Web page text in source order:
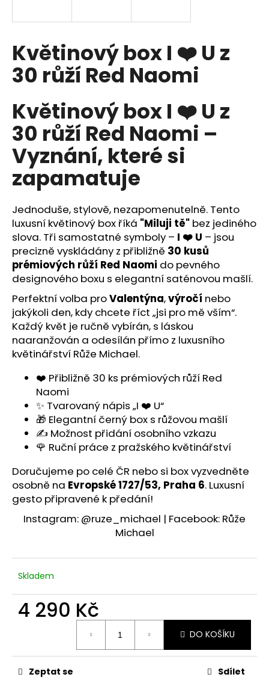
Květinový box I ❤️ U z
30 růží Red Naomi
Květinový box I ❤️ U z
30 růží Red Naomi –
Vyznání, které si
zapamatuje
Jednoduše, stylově, nezapomenutelně. Tento
luxusní květinový box říká "Miluji tě" bez jediného
slova. Tři samostatné symboly – I ❤️ U – jsou
precizně vyskládány z přibližně 30 kusů
prémiových růží Red Naomi do pevného
designového boxu s elegantní saténovou mašlí.
Perfektní volba proValentýna,výročí nebo
jakýkoli den, kdy chcete říct „jsi pro mě vším“.
Každý květ je ručně vybírán, s láskou
naaranžován a odesílán přímo z luxusního
květinářství Růže Michael.
❤️ Přibližně 30 ks prémiových růží Red
Naomi
✨ Tvarovaný nápis „I ❤️ U“
🎁 Elegantní černý box s růžovou mašlí
✍️ Možnost přidání osobního vzkazu
🌹 Ruční práce z pražského květinářství
Doručujeme po celé ČR nebo si box vyzvedněte
osobně na Evropské 1727/53, Praha 6. Luxusní
gesto připravené k předání!
Instagram: @ruze_michael | Facebook: Růže
Michael
Skladem
4 290 Kč
DO KOŠÍKU
Zeptat se Sdílet
í
t
?
HLEDAT
o
p
o
r
u
č
u
j
e
m
e